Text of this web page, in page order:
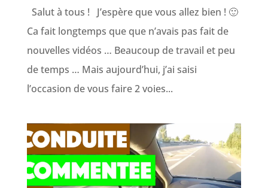
Salut à tous ! J’espère que vous allez bien ! 🙂
Ca fait longtemps que que n’avais pas fait de
nouvelles vidéos … Beaucoup de travail et peu
de temps … Mais aujourd’hui, j’ai saisi
l’occasion de vous faire 2 voies...